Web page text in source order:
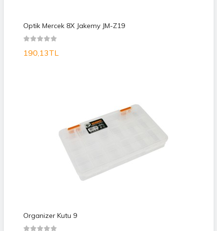
Optik Mercek 8X Jakemy JM-Z19
190,13TL
Organizer Kutu 9